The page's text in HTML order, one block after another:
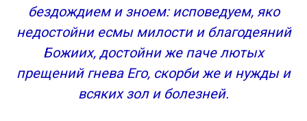
бездождием и зноем: исповедуем, яко
недостойни есмы милости и благодеяний
Божиих, достойни же паче лютых
прещений гнева Его, скорби же и нужды и
всяких зол и болезней.